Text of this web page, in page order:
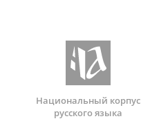
Национальный корпус
русского языка